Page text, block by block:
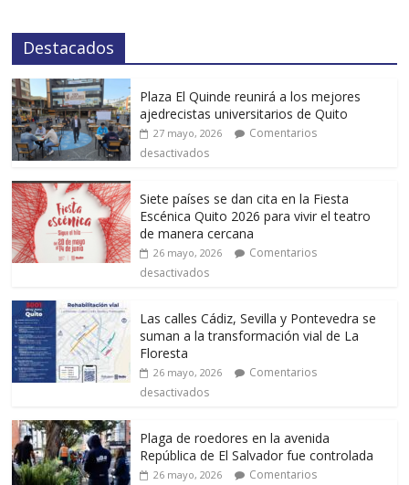
Destacados
Plaza El Quinde reunirá a los mejores
ajedrecistas universitarios de Quito
27 mayo, 2026
Comentarios
desactivados
Siete países se dan cita en la Fiesta
Escénica Quito 2026 para vivir el teatro
de manera cercana
26 mayo, 2026
Comentarios
desactivados
Las calles Cádiz, Sevilla y Pontevedra se
suman a la transformación vial de La
Floresta
26 mayo, 2026
Comentarios
desactivados
Plaga de roedores en la avenida
República de El Salvador fue controlada
26 mayo, 2026
Comentarios